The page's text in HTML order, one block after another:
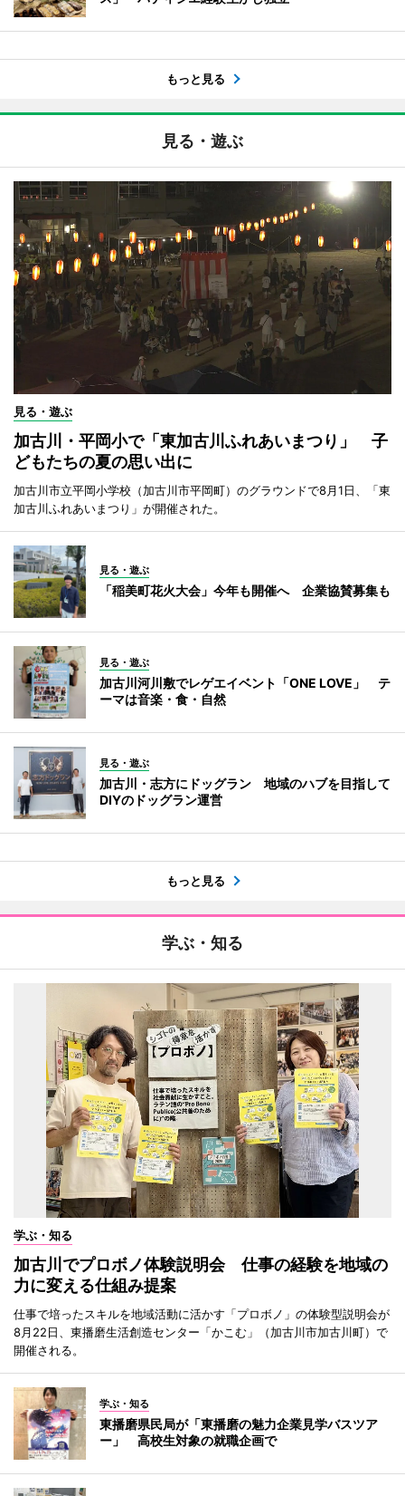
もっと見る
見る・遊ぶ
見る・遊ぶ
加古川・平岡小で「東加古川ふれあいまつり」 子
どもたちの夏の思い出に
加古川市立平岡小学校（加古川市平岡町）のグラウンドで8月1日、「東
加古川ふれあいまつり」が開催された。
見る・遊ぶ
「稲美町花火大会」今年も開催へ 企業協賛募集も
見る・遊ぶ
加古川河川敷でレゲエイベント「ONE LOVE」 テ
ーマは音楽・食・自然
見る・遊ぶ
加古川・志方にドッグラン 地域のハブを目指して
DIYのドッグラン運営
もっと見る
学ぶ・知る
学ぶ・知る
加古川でプロボノ体験説明会 仕事の経験を地域の
力に変える仕組み提案
仕事で培ったスキルを地域活動に活かす「プロボノ」の体験型説明会が
8月22日、東播磨生活創造センター「かこむ」（加古川市加古川町）で
開催される。
学ぶ・知る
東播磨県民局が「東播磨の魅力企業見学バスツア
ー」 高校生対象の就職企画で